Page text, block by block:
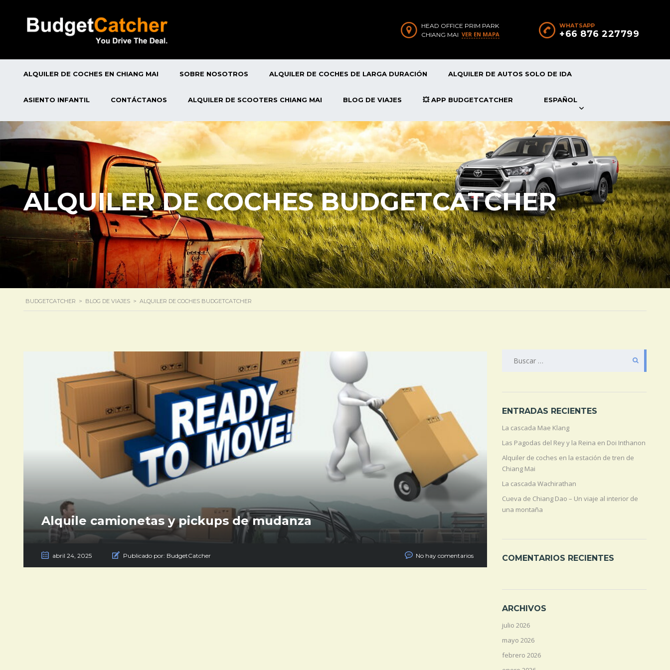
WHATSAPP
+66 876 227799
HEAD OFFICE PRIM PARK
CHIANG MAI VER EN MAPA
ALQUILER DE COCHES EN CHIANG MAI SOBRE NOSOTROS ALQUILER DE COCHES DE LARGA DURACIÓN ALQUILER DE AUTOS SOLO DE IDA
ASIENTO INFANTIL CONTÁCTANOS ALQUILER DE SCOOTERS CHIANG MAI BLOG DE VIAJES 💥 APP BUDGETCATCHER ESPAÑOL
ALQUILER DE COCHES BUDGETCATCHER
BUDGETCATCHER > BLOG DE VIAJES > ALQUILER DE COCHES BUDGETCATCHER
Alquile camionetas y pickups de mudanza
abril 24, 2025 Publicado por: BudgetCatcher No hay comentarios
BUSCAR:
ENTRADAS RECIENTES
La cascada Mae Klang
Las Pagodas del Rey y la Reina en Doi Inthanon
Alquiler de coches en la estación de tren de
Chiang Mai
La cascada Wachirathan
Cueva de Chiang Dao – Un viaje al interior de
una montaña
COMENTARIOS RECIENTES
ARCHIVOS
julio 2026
mayo 2026
febrero 2026